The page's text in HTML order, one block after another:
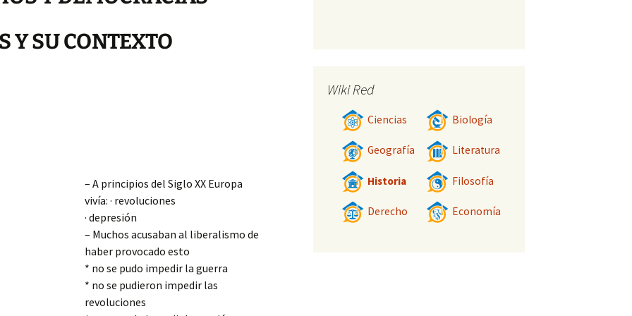
Y SU CONTEXTO
– A principios del Siglo XX Europa
vivía: · revoluciones
· depresión
– Muchos acusaban al liberalismo de
haber provocado esto
* no se pudo impedir la guerra
* no se pudieron impedir las
revoluciones
Wiki Red
Ciencias Biología
Geografía Literatura
Historia Filosofía
Derecho Economía